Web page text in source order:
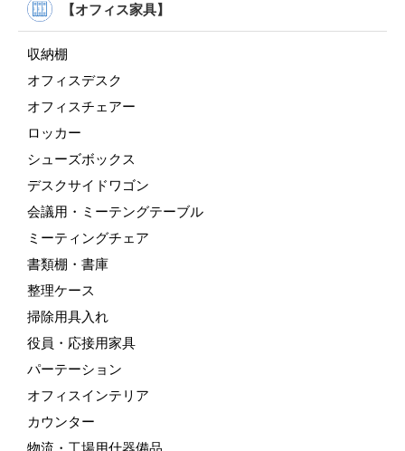
【オフィス家具】
収納棚
オフィスデスク
オフィスチェアー
ロッカー
シューズボックス
デスクサイドワゴン
会議用・ミーテングテーブル
ミーティングチェア
書類棚・書庫
整理ケース
掃除用具入れ
役員・応接用家具
パーテーション
オフィスインテリア
カウンター
物流・工場用什器備品